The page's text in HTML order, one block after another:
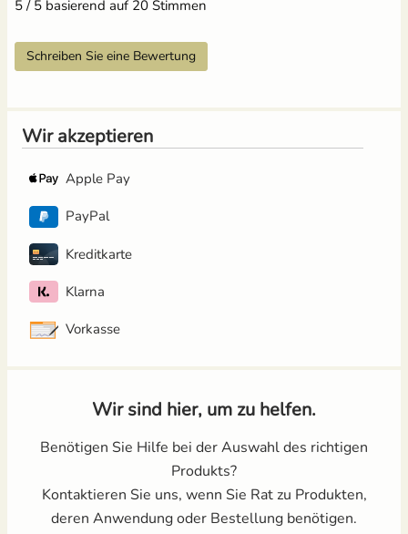
5 / 5 basierend auf 20 Stimmen
Schreiben Sie eine Bewertung
Wir akzeptieren
Apple Pay
PayPal
Kreditkarte
Klarna
Vorkasse
Wir sind hier, um zu helfen.
Benötigen Sie Hilfe bei der Auswahl des richtigen
Produkts?
Kontaktieren Sie uns, wenn Sie Rat zu Produkten,
deren Anwendung oder Bestellung benötigen.